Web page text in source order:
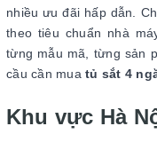
nhiều ưu đãi hấp dẫn.
theo tiêu chuẩn nhà
từng mẫu mã, từng sản
cầu cần mua tủ sắt 4
Khu vực Hà